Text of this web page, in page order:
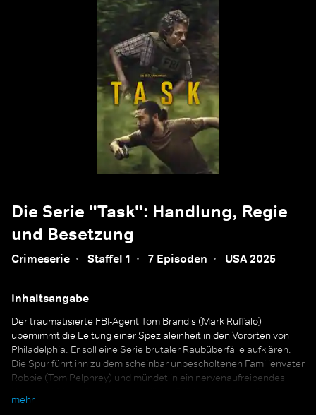
Die Serie "Task": Handlung, Regie
und Besetzung
Crimeserie · Staffel 1 · 7 Episoden · USA 2025
Inhaltsangabe
Der traumatisierte FBI-Agent Tom Brandis (Mark Ruffalo)
übernimmt die Leitung einer Spezialeinheit in den Vororten von
Philadelphia. Er soll eine Serie brutaler Raubüberfälle aufklären.
Die Spur führt ihn zu dem scheinbar unbescholtenen Familienvater
Robbie (Tom Pelphrey) und mündet in ein nervenaufreibendes
Abgründe kollidieren lässt.
mehr